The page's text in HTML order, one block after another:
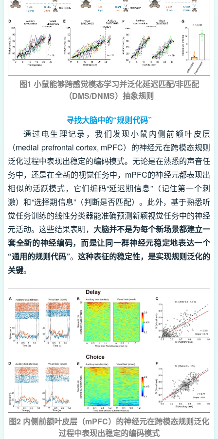
图1 小鼠能够跨感觉模态学习并泛化延迟匹配/非匹配
（DMS/DNMS）抽象规则
寻找大脑中的“规则代码”
通过电生理记录，我们发现小鼠内侧前额叶皮层
（medial prefrontal cortex, mPFC）的神经元在跨模态规则
泛化过程中表现出稳定的编码模式。无论是在熟悉的声音任
务中，还是在全新的视觉任务中，mPFC的神经元都表现出
相似的活跃模式，它们编码“延迟期信息”（记住第一个刺
激）和“选择期信息”（判断是否匹配）。此外，基于熟悉听
觉任务训练的线性分类器能准确预测新颖视觉任务中的神经
元活动。这些结果表明， 大脑并不是为每个新场景都建立一
套全新的神经编码，而是让同一群神经元稳定地表达一个
“通用的规则代码”。 这种表征的稳定性，是实现规则泛化的
关键。
图2 内侧前额叶皮层（mPFC）的神经元在跨模态规则泛化
过程中表现出稳定的编码模式